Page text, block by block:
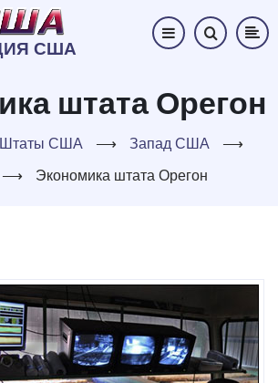
США
штата Орегон
Штаты США ⟶ Запад США
⟶
⟶ Экономика штата Орегон